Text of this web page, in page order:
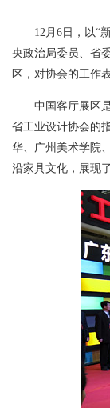
12月6日，以“
央政治局委员、省
区，对协会的工作
中国客厅展区
省工业设计协会的
华、广州美术学院
沿家具文化，展现